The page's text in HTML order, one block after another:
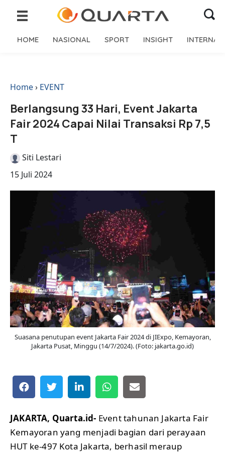
HOME NASIONAL SPORT INSIGHT
Home› EVENT
Berlangsung 33 Hari, Event Jakarta
Fair 2024 Capai Nilai Transaksi Rp 7,5
T
Siti Lestari
15 Juli 2024
Suasana penutupan event Jakarta Fair 2024 di JIExpo, Kemayoran,
Jakarta Pusat, Minggu (14/7/2024). (Foto: jakarta.go.id)
JAKARTA, Quarta.id- Event tahunan Jakarta Fair
Kemayoran yang menjadi bagian dari perayaan
HUT ke-497 Kota Jakarta, berhasil meraup